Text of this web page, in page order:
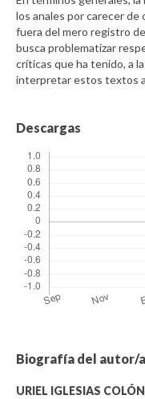
los anales por carecer
fuera del mero registro
busca problematizar
críticas que ha tenido, a
interpretar estos textos
Descargas
Biografía del autor/a
URIEL IGLESIAS